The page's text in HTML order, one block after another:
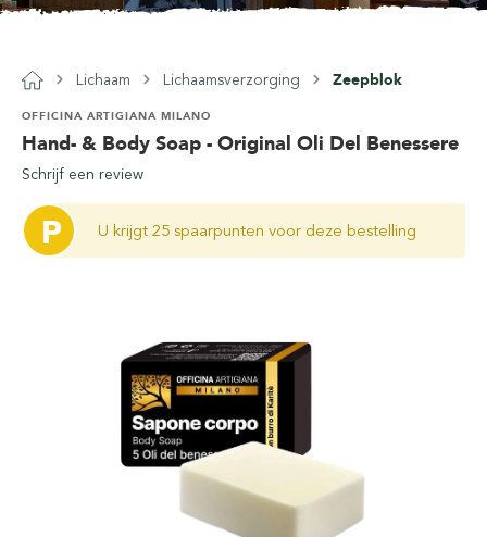
Lichaam Lichaamsverzorging Zeepblok
Hand- & Body Soap - Original Oli Del Benessere
OFFICINA ARTIGIANA MILANO
Schrijf een review
P U krijgt 25 spaarpunten voor deze bestelling